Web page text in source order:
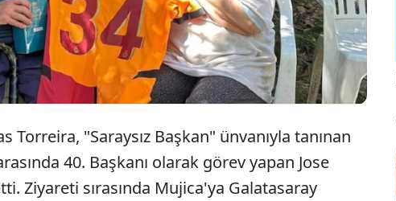
Torreira, "Saraysız Başkan" ünvanıyla tanınan
40. Başkanı olarak görev yapan Jose
Ziyareti sırasında Mujica'ya Galatasaray